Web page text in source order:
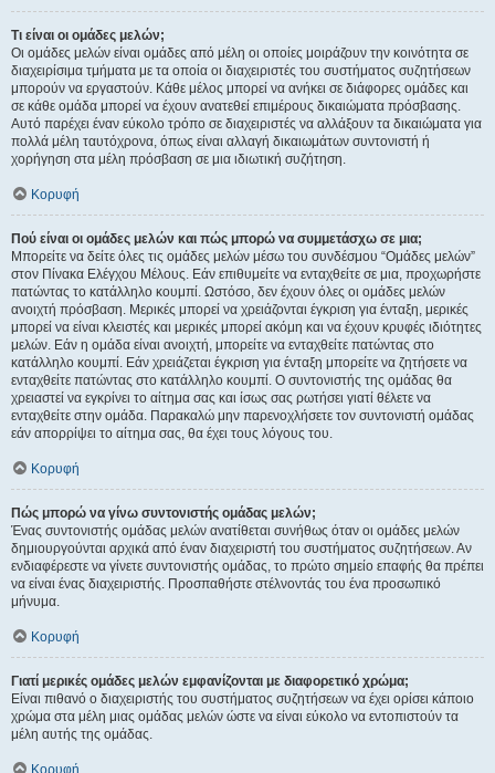
Τι είναι οι ομάδες μελών;
Οι ομάδες μελών είναι ομάδες από μέλη οι οποίες μοιράζουν την κοινότητα σε
διαχειρίσιμα τμήματα με τα οποία οι διαχειριστές του συστήματος συζητήσεων
μπορούν να εργαστούν. Κάθε μέλος μπορεί να ανήκει σε διάφορες ομάδες και
σε κάθε ομάδα μπορεί να έχουν ανατεθεί επιμέρους δικαιώματα πρόσβασης.
Αυτό παρέχει έναν εύκολο τρόπο σε διαχειριστές να αλλάξουν τα δικαιώματα για
πολλά μέλη ταυτόχρονα, όπως είναι αλλαγή δικαιωμάτων συντονιστή ή
χορήγηση στα μέλη πρόσβαση σε μια ιδιωτική συζήτηση.
Κορυφή
Πού είναι οι ομάδες μελών και πώς μπορώ να συμμετάσχω σε μια;
Μπορείτε να δείτε όλες τις ομάδες μελών μέσω του συνδέσμου “Ομάδες μελών”
στον Πίνακα Ελέγχου Μέλους. Εάν επιθυμείτε να ενταχθείτε σε μια, προχωρήστε
πατώντας το κατάλληλο κουμπί. Ωστόσο, δεν έχουν όλες οι ομάδες μελών
ανοιχτή πρόσβαση. Μερικές μπορεί να χρειάζονται έγκριση για ένταξη, μερικές
μπορεί να είναι κλειστές και μερικές μπορεί ακόμη και να έχουν κρυφές ιδιότητες
μελών. Εάν η ομάδα είναι ανοιχτή, μπορείτε να ενταχθείτε πατώντας στο
κατάλληλο κουμπί. Εάν χρειάζεται έγκριση για ένταξη μπορείτε να ζητήσετε να
ενταχθείτε πατώντας στο κατάλληλο κουμπί. Ο συντονιστής της ομάδας θα
χρειαστεί να εγκρίνει το αίτημα σας και ίσως σας ρωτήσει γιατί θέλετε να
ενταχθείτε στην ομάδα. Παρακαλώ μην παρενοχλήσετε τον συντονιστή ομάδας
εάν απορρίψει το αίτημα σας, θα έχει τους λόγους του.
Κορυφή
Πώς μπορώ να γίνω συντονιστής ομάδας μελών;
Ένας συντονιστής ομάδας μελών ανατίθεται συνήθως όταν οι ομάδες μελών
δημιουργούνται αρχικά από έναν διαχειριστή του συστήματος συζητήσεων. Αν
ενδιαφέρεστε να γίνετε συντονιστής ομάδας, το πρώτο σημείο επαφής θα πρέπει
να είναι ένας διαχειριστής. Προσπαθήστε στέλνοντάς του ένα προσωπικό
μήνυμα.
Κορυφή
Γιατί μερικές ομάδες μελών εμφανίζονται με διαφορετικό χρώμα;
Είναι πιθανό ο διαχειριστής του συστήματος συζητήσεων να έχει ορίσει κάποιο
χρώμα στα μέλη μιας ομάδας μελών ώστε να είναι εύκολο να εντοπιστούν τα
μέλη αυτής της ομάδας.
Κορυφή